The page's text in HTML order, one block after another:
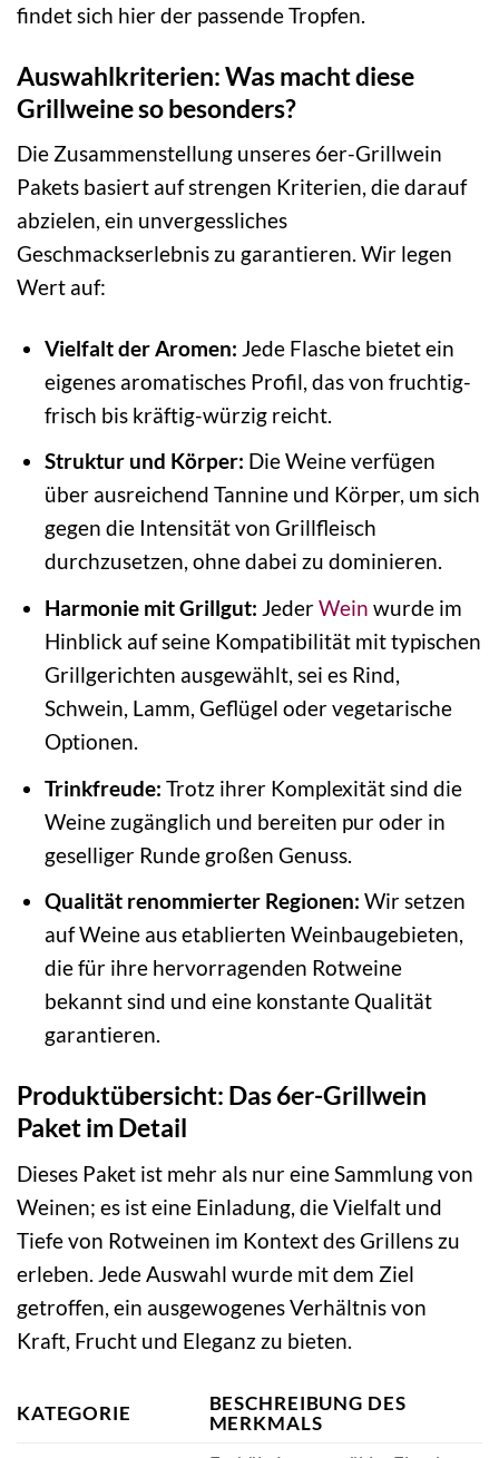
findet sich hier der passende Tropfen.
Auswahlkriterien: Was macht diese
Grillweine so besonders?
Die Zusammenstellung unseres 6er-Grillwein
Pakets basiert auf strengen Kriterien, die darauf
abzielen, ein unvergessliches
Geschmackserlebnis zu garantieren. Wir legen
Wert auf:
Vielfalt der Aromen: Jede Flasche bietet ein
eigenes aromatisches Profil, das von fruchtig-
frisch bis kräftig-würzig reicht.
Struktur und Körper: Die Weine verfügen
über ausreichend Tannine und Körper, um sich
gegen die Intensität von Grillfleisch
durchzusetzen, ohne dabei zu dominieren.
Harmonie mit Grillgut: JederWein wurde im
Hinblick auf seine Kompatibilität mit typischen
Grillgerichten ausgewählt, sei es Rind,
Schwein, Lamm, Geflügel oder vegetarische
Optionen.
Trinkfreude: Trotz ihrer Komplexität sind die
Weine zugänglich und bereiten pur oder in
geselliger Runde großen Genuss.
Qualität renommierter Regionen: Wir setzen
auf Weine aus etablierten Weinbaugebieten,
die für ihre hervorragenden Rotweine
bekannt sind und eine konstante Qualität
garantieren.
Produktübersicht: Das 6er-Grillwein
Paket im Detail
Dieses Paket ist mehr als nur eine Sammlung von
Weinen; es ist eine Einladung, die Vielfalt und
Tiefe von Rotweinen im Kontext des Grillens zu
erleben. Jede Auswahl wurde mit dem Ziel
getroffen, ein ausgewogenes Verhältnis von
Kraft, Frucht und Eleganz zu bieten.
KATEGORIE
BESCHREIBUNG DES
MERKMALS